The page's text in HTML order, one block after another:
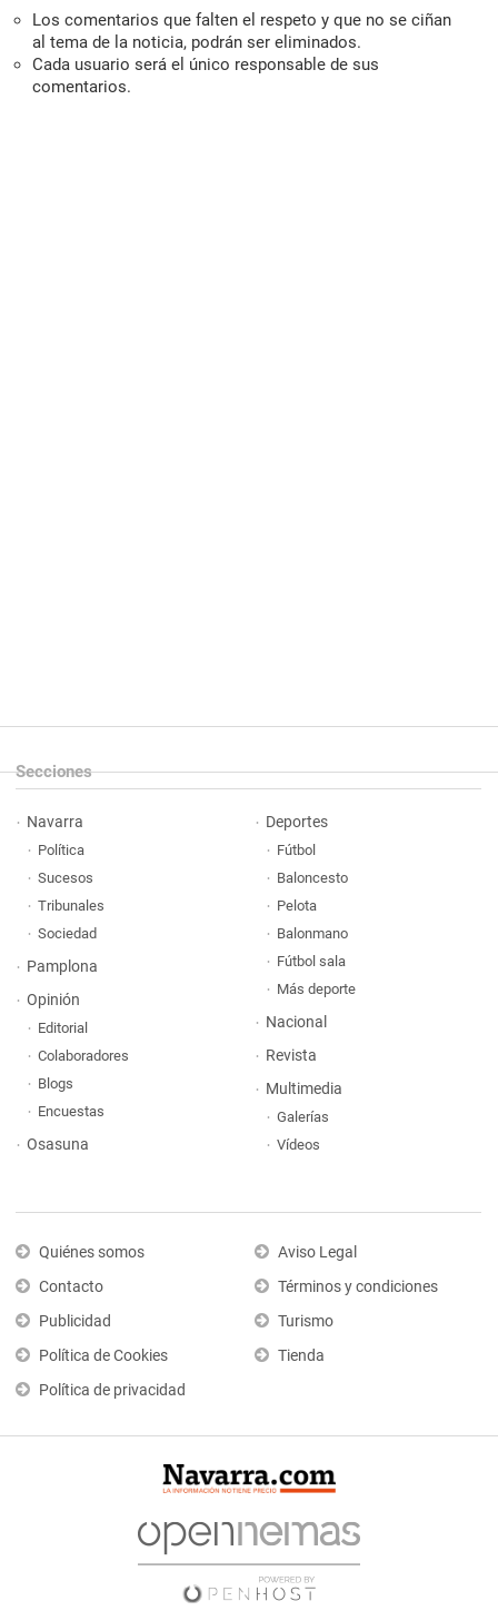
Los comentarios que falten el respeto y que no se ciñan
al tema de la noticia, podrán ser eliminados.
Cada usuario será el único responsable de sus
comentarios.
Secciones
Navarra
Política
Sucesos
Tribunales
Sociedad
Pamplona
Opinión
Editorial
Colaboradores
Blogs
Encuestas
Osasuna
Deportes
Fútbol
Baloncesto
Pelota
Balonmano
Fútbol sala
Más deporte
Nacional
Revista
Multimedia
Galerías
Vídeos
Quiénes somos
Contacto
Publicidad
Política de Cookies
Política de privacidad
Aviso Legal
Términos y condiciones
Turismo
Tienda